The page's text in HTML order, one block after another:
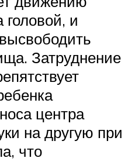
и
Затруднение
центра
на другую при
что